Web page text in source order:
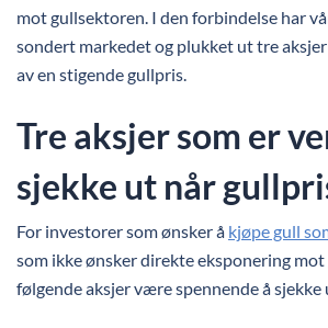
mot gullsektoren. I den forbindelse har
sondert markedet og plukket ut tre
av en stigende gullpris.
Tre aksjer som er
sjekke ut når
For investorer som ønsker å kjøpe gull
som ikke ønsker direkte eksponering
følgende aksjer være spennende å sjekke